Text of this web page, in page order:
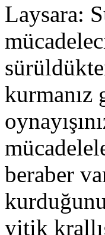
Laysara:
kurmanız
beraber
yitik